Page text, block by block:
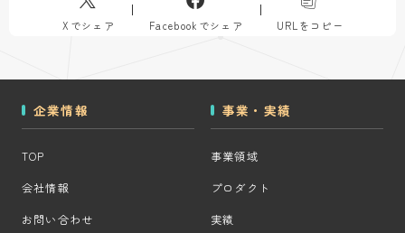
Xでシェア Facebookでシェア URLをコピー
企業情報
TOP
会社情報
お問い合わせ
事業・実績
事業領域
プロダクト
実績